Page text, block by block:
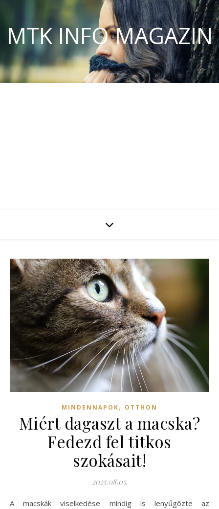
MTK INFO MAGAZIN
MINDENNAPOK, OTTHON
Miért dagaszt a macska?
Fedezd fel titkos
szokásait!
2025.08.05.
A macskák viselkedése mindig is lenyűgözte az